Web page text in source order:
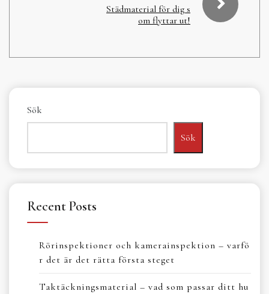
Städmaterial för dig s
om flyttar ut!
Sök
Sök
Recent Posts
Rörinspektioner och kamerainspektion – varfö
r det är det rätta första steget
Taktäckningsmaterial – vad som passar ditt hu